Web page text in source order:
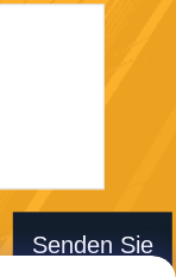
Senden Sie